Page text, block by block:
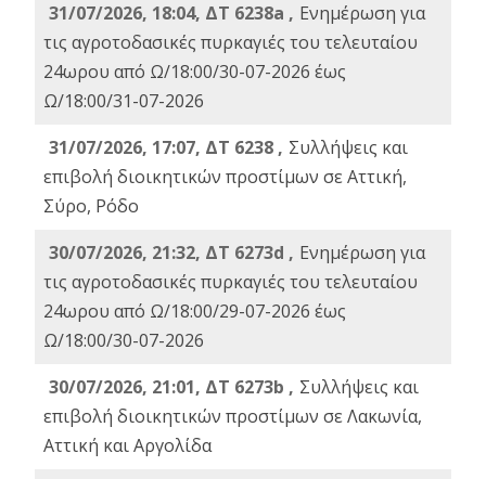
31/07/2026, 18:04, ΔΤ 6238a , Ενημέρωση για
τις αγροτοδασικές πυρκαγιές του τελευταίου
24ωρου από Ω/18:00/30-07-2026 έως
Ω/18:00/31-07-2026
31/07/2026, 17:07, ΔΤ 6238 , Συλλήψεις και
επιβολή διοικητικών προστίμων σε Αττική,
Σύρο, Ρόδο
30/07/2026, 21:32, ΔΤ 6273d , Ενημέρωση για
τις αγροτοδασικές πυρκαγιές του τελευταίου
24ωρου από Ω/18:00/29-07-2026 έως
Ω/18:00/30-07-2026
30/07/2026, 21:01, ΔΤ 6273b , Συλλήψεις και
επιβολή διοικητικών προστίμων σε Λακωνία,
Αττική και Αργολίδα